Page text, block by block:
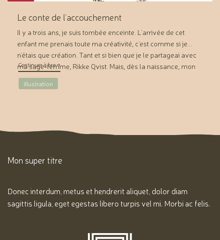
Le conte de l’accouchement
Il y a trois ans, je suis tombée enceinte. L’arrivée de cet
enfant me prenais toute ma créativité, c’est comme si je
n’étais que création. Tant et si bien que je le partageai avec
ma sage-femme, Rikke Qvist. Mais, dès la naissance, mon
feutre se mit à s’agiter et à remplir les pages d’un petit […]
Continuer à lire"Le conte de l’accouchement"
→
Illustration
Mon super titre
Donec interdum, metus et hendrerit aliquet, dolor diam
sagittis ligula, eget egestas libero turpis vel mi. Morbi ac felis.